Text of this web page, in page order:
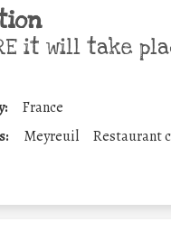
it will take
France
Meyreuil Restaurant